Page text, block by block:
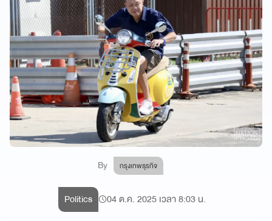
By กรุงเทพธุรกิจ
Politics 04 ต.ค. 2025 เวลา 8:03 น.